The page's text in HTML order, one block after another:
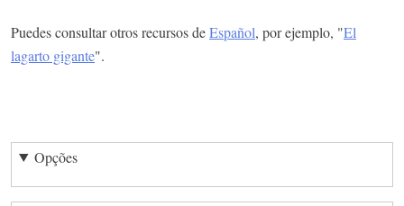
Puedes consultar otros recursos deEspañol, por ejemplo, "El
lagarto gigante".
Opções